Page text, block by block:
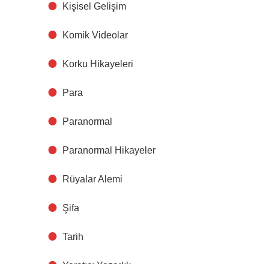
Kişisel Gelişim
Komik Videolar
Korku Hikayeleri
Para
Paranormal
Paranormal Hikayeler
Rüyalar Alemi
Şifa
Tarih